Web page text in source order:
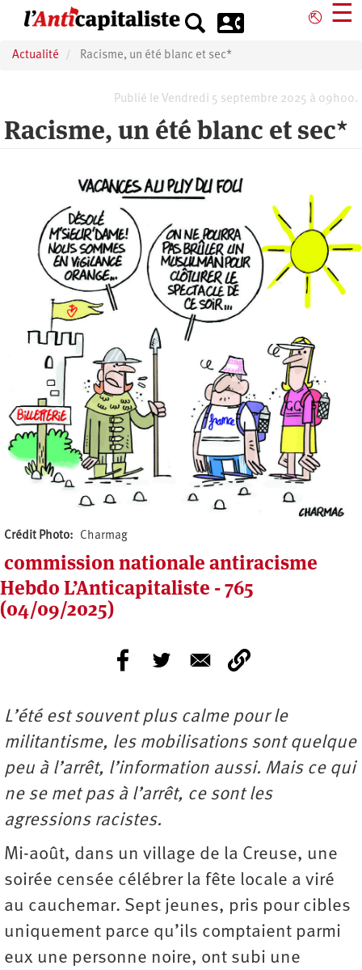
principal
⎋ ☰
Actualité Racisme, un été blanc et sec*
Publié le Vendredi 5 septembre 2025 à 09h00.
Racisme, un été blanc et sec*
Crédit Photo Charmag
commission nationale antiracisme
Hebdo L’Anticapitaliste - 765
(04/09/2025)
L’été est souvent plus calme pour le
militantisme, les mobilisations sont quelque
peu à l’arrêt, l’information aussi. Mais ce qui
ne se met pas à l’arrêt, ce sont les
agressions racistes.
Mi-août, dans un village de la Creuse, une
soirée censée célébrer la fête locale a viré
au cauchemar. Sept jeunes, pris pour cibles
uniquement parce qu’ils comptaient parmi
eux une personne noire, ont subi une